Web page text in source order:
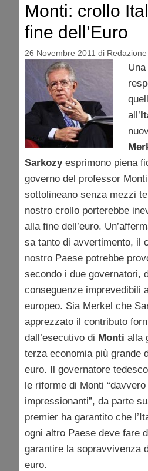
Monti: crollo
fine dell’Euro
26 Novembre 2011 di Redazione
all’
Sarkozyesprimono piena
governo del professor
sottolineano senza mezzi
nostro crollo porterebbe
alla fine dell’euro.
sa tanto di avvertimento, il
nostro Paese potrebbe
secondo i due governatori,
conseguenze imprevedibili
europeo. Sia Merkel che
apprezzato il contributo
dall’esecutivo di Monti alla
terza economia più grande
euro. Il governatore
le riforme di Monti “davvero
impressionanti”, da parte
premier ha garantito che
ogni altro Paese deve fare
garantire la sopravvivenza
euro.